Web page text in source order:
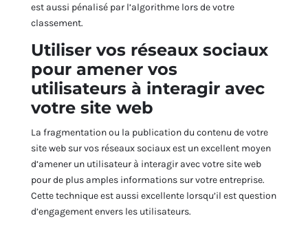
est aussi pénalisé par l’algorithme lors de votre
classement.
Utiliser vos réseaux sociaux
pour amener vos
utilisateurs à interagir avec
votre site web
La fragmentation ou la publication du contenu de votre
site web sur vos réseaux sociaux est un excellent moyen
d’amener un utilisateur à interagir avec votre site web
pour de plus amples informations sur votre entreprise.
Cette technique est aussi excellente lorsqu’il est question
d’engagement envers les utilisateurs.